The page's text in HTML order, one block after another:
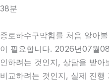
38분
종로하수구막힘를 처음 알아
이 필요합니다. 2026년07월
인하려는 것인지, 상담을 받
비교하려는 것인지, 실제 진행